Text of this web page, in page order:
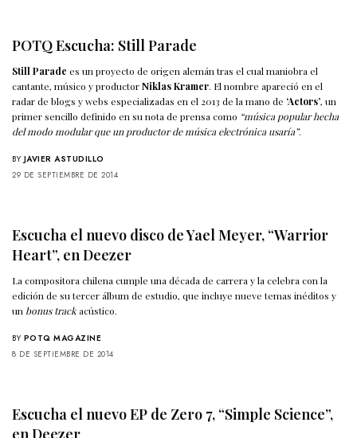
POTQ Escucha: Still Parade
Still Parade es un proyecto de origen alemán tras el cual maniobra el
cantante, músico y productorNiklas Kramer. El nombre apareció en el
radar de blogs y webs especializadas en el 2013 de la mano de ‘Actors’, un
primer sencillo definido en su nota de prensa como “música popular hecha
del modo modular que un productor de música electrónica usaría”.
BY JAVIER ASTUDILLO
29 DE SEPTIEMBRE DE 2014
Escucha el nuevo disco de Yael Meyer, “Warrior
Heart”, en Deezer
La compositora chilena cumple una década de carrera y la celebra con la
edición de su tercer álbum de estudio, que incluye nueve temas inéditos y
un bonus trackacústico.
BY POTQ MAGAZINE
8 DE SEPTIEMBRE DE 2014
Escucha el nuevo EP de Zero 7, “Simple Science”,
en Deezer